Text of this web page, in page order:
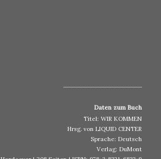
..................................................................
Daten zum Buch
Titel: WIR KOMMEN
Hrsg. von LIQUID CENTER
Sprache: Deutsch
Verlag: DuMont